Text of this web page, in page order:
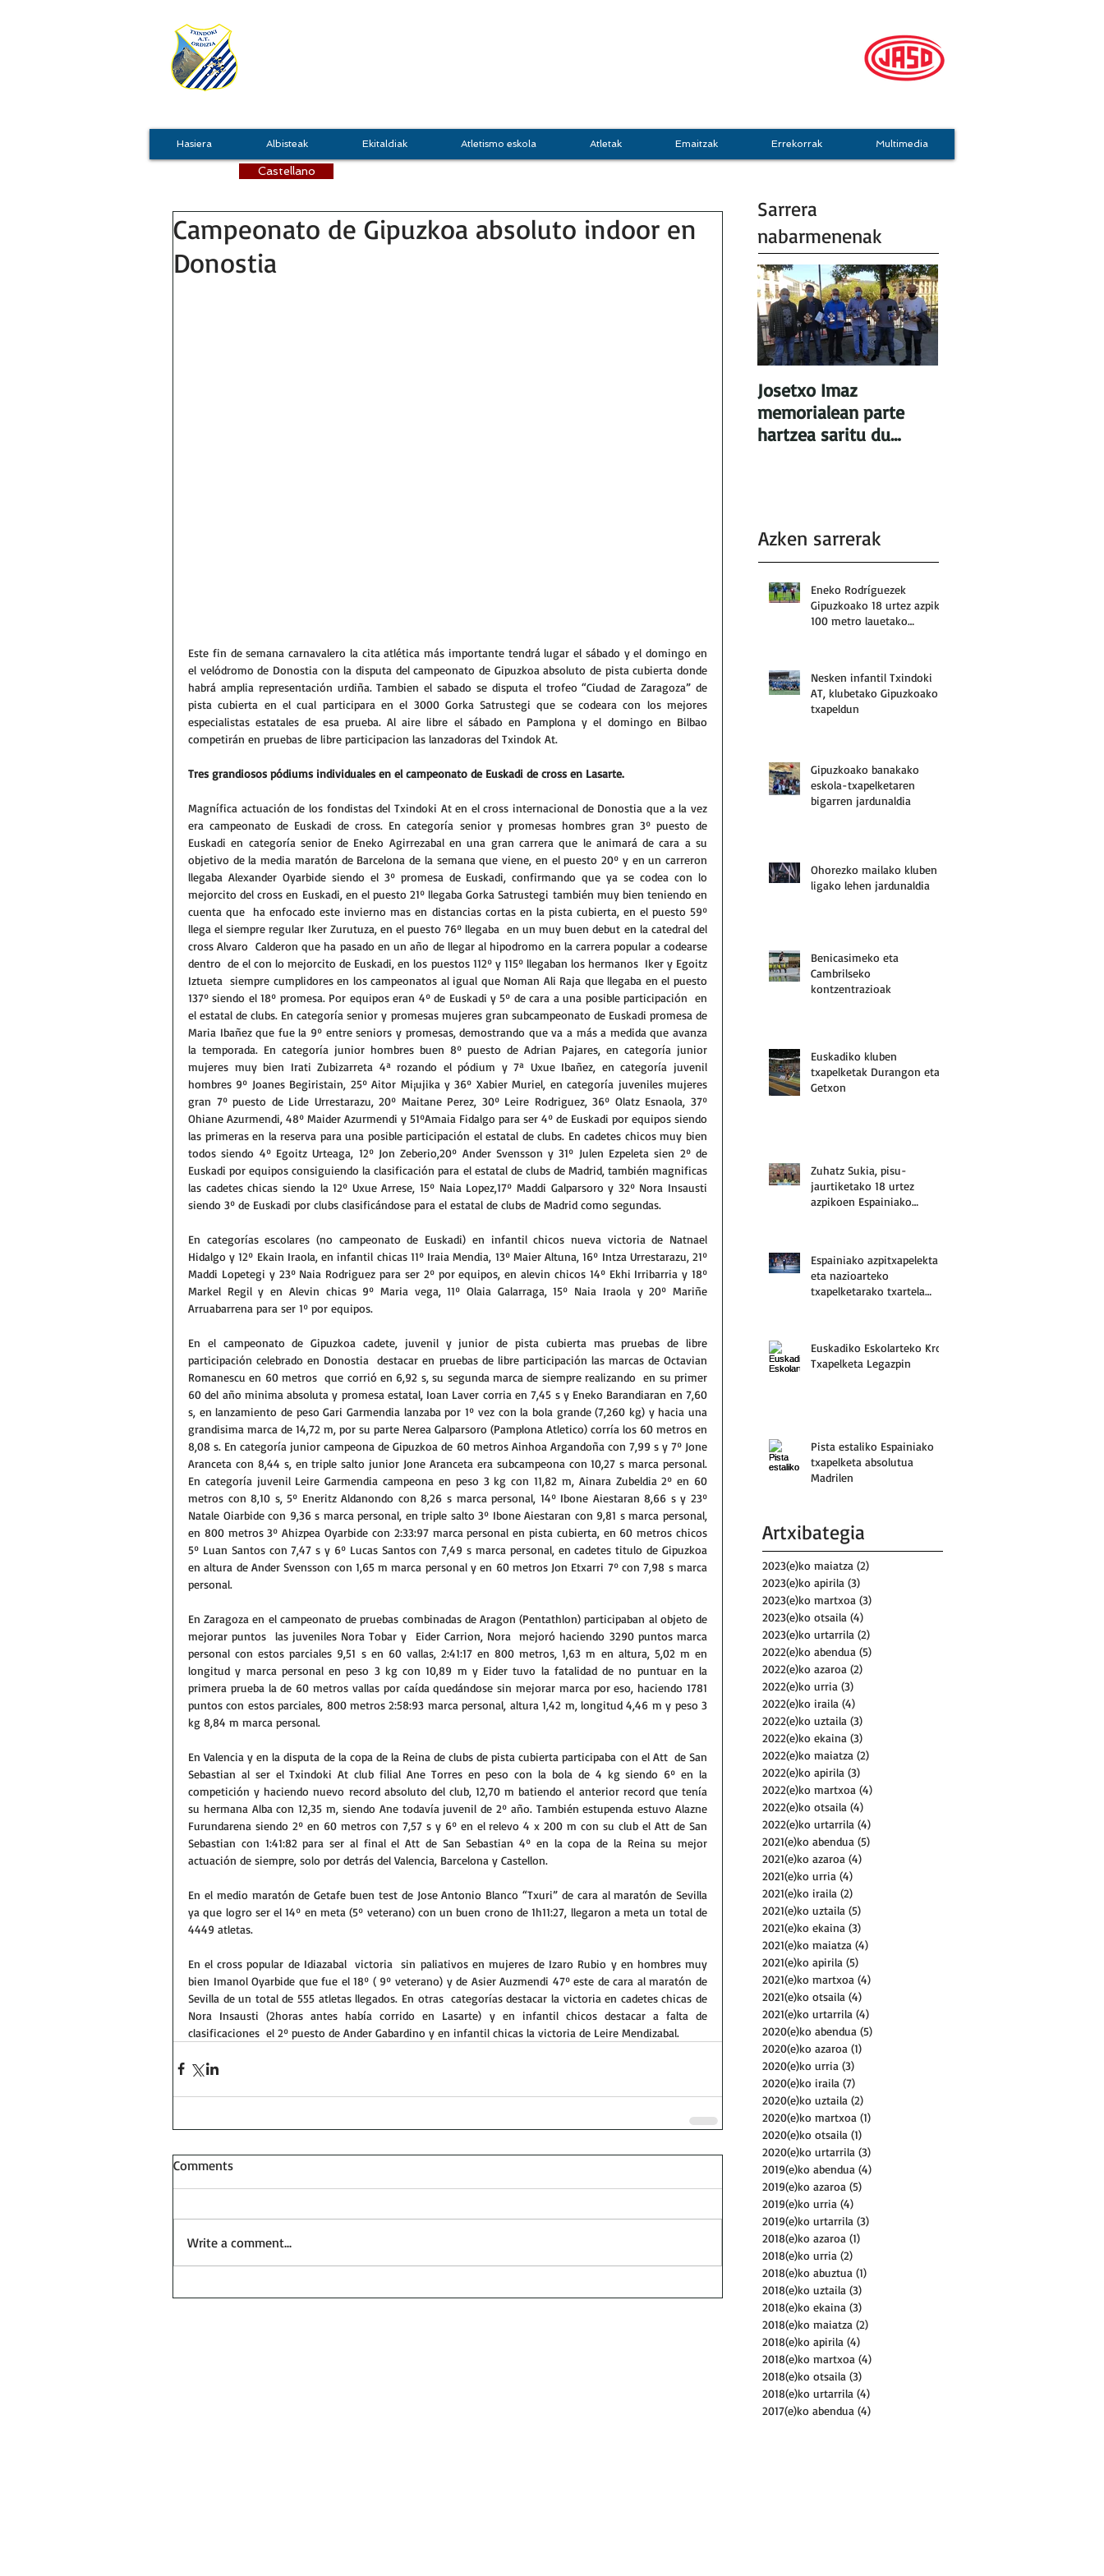
Castellano
Campeonato de Gipuzkoa absoluto indoor en
Donostia
Este fin de semana carnavalero la cita atlética más importante tendrá lugar el sábado y el domingo en
el velódromo de Donostia con la disputa del campeonato de Gipuzkoa absoluto de pista cubierta donde
habrá amplia representación urdiña. Tambien el sabado se disputa el trofeo “Ciudad de Zaragoza” de
pista cubierta en el cual participara en el 3000 Gorka Satrustegi que se codeara con los mejores
especialistas estatales de esa prueba. Al aire libre el sábado en Pamplona y el domingo en Bilbao
competirán en pruebas de libre participacion las lanzadoras del Txindok At.
Tres grandiosos pódiums individuales en el campeonato de Euskadi de cross en Lasarte.
Magnífica actuación de los fondistas del Txindoki At en el cross internacional de Donostia que a la vez
era campeonato de Euskadi de cross. En categoría senior y promesas hombres gran 3º puesto de
Euskadi en categoría senior de Eneko Agirrezabal en una gran carrera que le animará de cara a su
objetivo de la media maratón de Barcelona de la semana que viene, en el puesto 20º y en un carreron
llegaba Alexander Oyarbide siendo el 3º promesa de Euskadi, confirmando que ya se codea con lo
mejorcito del cross en Euskadi, en el puesto 21º llegaba Gorka Satrustegi también muy bien teniendo en
cuenta que  ha enfocado este invierno mas en distancias cortas en la pista cubierta, en el puesto 59º
llega el siempre regular Iker Zurutuza, en el puesto 76º llegaba  en un muy buen debut en la catedral del
cross Alvaro  Calderon que ha pasado en un año de llegar al hipodromo en la carrera popular a codearse
dentro  de el con lo mejorcito de Euskadi, en los puestos 112º y 115º llegaban los hermanos  Iker y Egoitz
Iztueta  siempre cumplidores en los campeonatos al igual que Noman Ali Raja que llegaba en el puesto
137º siendo el 18º promesa. Por equipos eran 4º de Euskadi y 5º de cara a una posible participación  en
el estatal de clubs. En categoría senior y promesas mujeres gran subcampeonato de Euskadi promesa de
Maria Ibañez que fue la 9º entre seniors y promesas, demostrando que va a más a medida que avanza
la temporada. En categoría junior hombres buen 8º puesto de Adrian Pajares, en categoría junior
mujeres muy bien Irati Zubizarreta 4ª rozando el pódium y 7ª Uxue Ibañez, en categoría juvenil
hombres 9º Joanes Begiristain, 25º Aitor Mi¡ujika y 36º Xabier Muriel, en categoría juveniles mujeres
gran 7º puesto de Lide Urrestarazu, 20º Maitane Perez, 30º Leire Rodriguez, 36º Olatz Esnaola, 37º
Ohiane Azurmendi, 48º Maider Azurmendi y 51ºAmaia Fidalgo para ser 4º de Euskadi por equipos siendo
las primeras en la reserva para una posible participación el estatal de clubs. En cadetes chicos muy bien
todos siendo 4º Egoitz Urteaga, 12º Jon Zeberio,20º Ander Svensson y 31º Julen Ezpeleta sien 2º de
Euskadi por equipos consiguiendo la clasificación para el estatal de clubs de Madrid, también magnificas
las cadetes chicas siendo la 12º Uxue Arrese, 15º Naia Lopez,17º Maddi Galparsoro y 32º Nora Insausti
siendo 3º de Euskadi por clubs clasificándose para el estatal de clubs de Madrid como segundas.
En categorías escolares (no campeonato de Euskadi) en infantil chicos nueva victoria de Natnael
Hidalgo y 12º Ekain Iraola, en infantil chicas 11º Iraia Mendia, 13º Maier Altuna, 16º Intza Urrestarazu, 21º
Maddi Lopetegi y 23º Naia Rodriguez para ser 2º por equipos, en alevin chicos 14º Ekhi Irribarria y 18º
Markel Regil y en Alevin chicas 9º Maria vega, 11º Olaia Galarraga, 15º Naia Iraola y 20º Mariñe
Arruabarrena para ser 1º por equipos.
En el campeonato de Gipuzkoa cadete, juvenil y junior de pista cubierta mas pruebas de libre
participación celebrado en Donostia  destacar en pruebas de libre participación las marcas de Octavian
Romanescu en 60 metros  que corrió en 6,92 s, su segunda marca de siempre realizando  en su primer
60 del año minima absoluta y promesa estatal, Ioan Laver corria en 7,45 s y Eneko Barandiaran en 7,60
s, en lanzamiento de peso Gari Garmendia lanzaba por 1º vez con la bola grande (7,260 kg) y hacia una
grandisima marca de 14,72 m, por su parte Nerea Galparsoro (Pamplona Atletico) corría los 60 metros en
8,08 s. En categoría junior campeona de Gipuzkoa de 60 metros Ainhoa Argandoña con 7,99 s y 7º Jone
Aranceta con 8,44 s, en triple salto junior Jone Aranceta era subcampeona con 10,27 s marca personal.
En categoría juvenil Leire Garmendia campeona en peso 3 kg con 11,82 m, Ainara Zubeldia 2º en 60
metros con 8,10 s, 5º Eneritz Aldanondo con 8,26 s marca personal, 14º Ibone Aiestaran 8,66 s y 23º
Natale Oiarbide con 9,36 s marca personal, en triple salto 3º Ibone Aiestaran con 9,81 s marca personal,
en 800 metros 3º Ahizpea Oyarbide con 2:33:97 marca personal en pista cubierta, en 60 metros chicos
5º Luan Santos con 7,47 s y 6º Lucas Santos con 7,49 s marca personal, en cadetes titulo de Gipuzkoa
en altura de Ander Svensson con 1,65 m marca personal y en 60 metros Jon Etxarri 7º con 7,98 s marca
personal.
En Zaragoza en el campeonato de pruebas combinadas de Aragon (Pentathlon) participaban al objeto de
mejorar puntos  las juveniles Nora Tobar y  Eider Carrion, Nora  mejoró haciendo 3290 puntos marca
personal con estos parciales 9,51 s en 60 vallas, 2:41:17 en 800 metros, 1,63 m en altura, 5,02 m en
longitud y marca personal en peso 3 kg con 10,89 m y Eider tuvo la fatalidad de no puntuar en la
primera prueba la de 60 metros vallas por caída quedándose sin mejorar marca por eso, haciendo 1781
puntos con estos parciales, 800 metros 2:58:93 marca personal, altura 1,42 m, longitud 4,46 m y peso 3
kg 8,84 m marca personal.
En Valencia y en la disputa de la copa de la Reina de clubs de pista cubierta participaba con el Att  de San
Sebastian al ser el Txindoki At club filial Ane Torres en peso con la bola de 4 kg siendo 6º en la
competición y haciendo nuevo record absoluto del club, 12,70 m batiendo el anterior record que tenía
su hermana Alba con 12,35 m, siendo Ane todavía juvenil de 2º año. También estupenda estuvo Alazne
Furundarena siendo 2º en 60 metros con 7,57 s y 6º en el relevo 4 x 200 m con su club el Att de San
Sebastian con 1:41:82 para ser al final el Att de San Sebastian 4º en la copa de la Reina su mejor
actuación de siempre, solo por detrás del Valencia, Barcelona y Castellon.
En el medio maratón de Getafe buen test de Jose Antonio Blanco “Txuri” de cara al maratón de Sevilla
ya que logro ser el 14º en meta (5º veterano) con un buen crono de 1h11:27, llegaron a meta un total de
4449 atletas.
En el cross popular de Idiazabal  victoria  sin paliativos en mujeres de Izaro Rubio y en hombres muy
bien Imanol Oyarbide que fue el 18º ( 9º veterano) y de Asier Auzmendi 47º este de cara al maratón de
Sevilla de un total de 555 atletas llegados. En otras  categorías destacar la victoria en cadetes chicas de
Nora Insausti (2horas antes había corrido en Lasarte) y en infantil chicos destacar a falta de
clasificaciones  el 2º puesto de Ander Gabardino y en infantil chicas la victoria de Leire Mendizabal.
Comments
Write a comment...
Sarrera
nabarmenenak
Josetxo Imaz
memorialean parte
hartzea saritu du
Azken sarrerak
Eneko Rodríguezek
Gipuzkoako 18 urtez azpiko
100 metro lauetako
Nesken infantil Txindoki
AT, klubetako Gipuzkoako
txapeldun
Gipuzkoako banakako
eskola-txapelketaren
bigarren jardunaldia
Ohorezko mailako kluben
ligako lehen jardunaldia
Benicasimeko eta
Cambrilseko
kontzentrazioak
Euskadiko kluben
txapelketak Durangon eta
Getxon
Zuhatz Sukia, pisu-
jaurtiketako 18 urtez
azpikoen Espainiako
Espainiako azpitxapelekta
eta nazioarteko
txapelketarako txartela
Euskadiko Eskolarteko Kros
Txapelketa Legazpin
Pista estaliko Espainiako
txapelketa absolutua
Madrilen
Artxibategia
2023(e)ko maiatza (2)
2023(e)ko apirila (3)
2023(e)ko martxoa (3)
2023(e)ko otsaila (4)
2023(e)ko urtarrila (2)
2022(e)ko abendua (5)
2022(e)ko azaroa (2)
2022(e)ko urria (3)
2022(e)ko iraila (4)
2022(e)ko uztaila (3)
2022(e)ko ekaina (3)
2022(e)ko maiatza (2)
2022(e)ko apirila (3)
2022(e)ko martxoa (4)
2022(e)ko otsaila (4)
2022(e)ko urtarrila (4)
2021(e)ko abendua (5)
2021(e)ko azaroa (4)
2021(e)ko urria (4)
2021(e)ko iraila (2)
2021(e)ko uztaila (5)
2021(e)ko ekaina (3)
2021(e)ko maiatza (4)
2021(e)ko apirila (5)
2021(e)ko martxoa (4)
2021(e)ko otsaila (4)
2021(e)ko urtarrila (4)
2020(e)ko abendua (5)
2020(e)ko azaroa (1)
2020(e)ko urria (3)
2020(e)ko iraila (7)
2020(e)ko uztaila (2)
2020(e)ko martxoa (1)
2020(e)ko otsaila (1)
2020(e)ko urtarrila (3)
2019(e)ko abendua (4)
2019(e)ko azaroa (5)
2019(e)ko urria (4)
2019(e)ko urtarrila (3)
2018(e)ko azaroa (1)
2018(e)ko urria (2)
2018(e)ko abuztua (1)
2018(e)ko uztaila (3)
2018(e)ko ekaina (3)
2018(e)ko maiatza (2)
2018(e)ko apirila (4)
2018(e)ko martxoa (4)
2018(e)ko otsaila (3)
2018(e)ko urtarrila (4)
2017(e)ko abendua (4)
Hasiera Albisteak Ekitaldiak Atletismo eskola Atletak Emaitzak Errekorrak Multimedia